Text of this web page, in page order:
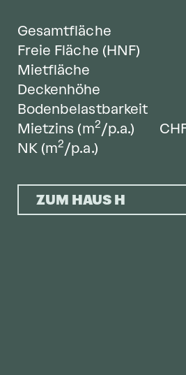
Gesamtfläche
Freie Fläche (HNF)
Mietfläche
Deckenhöhe
Bodenbelastbarkeit
Mietzins (m2/p.a.)
NK (m2/p.a.)
ZUM HAUS H